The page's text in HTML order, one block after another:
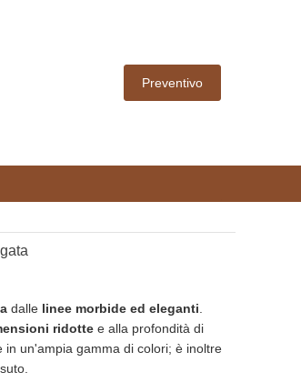
Preventivo
dalle linee morbide ed eleganti
ridotte e alla profondità di
un'ampia gamma di colori; è inoltre